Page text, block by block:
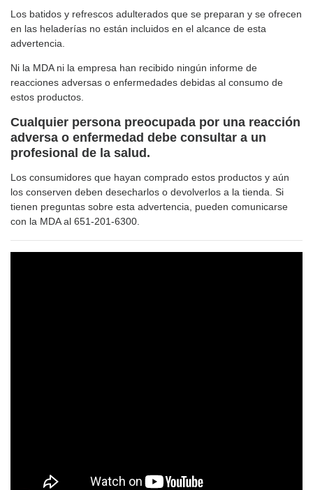
Los batidos y refrescos adulterados que se preparan y se ofrecen
en las heladerías no están incluidos en el alcance de esta
advertencia.
Ni la MDA ni la empresa han recibido ningún informe de
reacciones adversas o enfermedades debidas al consumo de
estos productos.
Cualquier persona preocupada por una reacción
adversa o enfermedad debe consultar a un
profesional de la salud.
Los consumidores que hayan comprado estos productos y aún
los conserven deben desecharlos o devolverlos a la tienda. Si
tienen preguntas sobre esta advertencia, pueden comunicarse
con la MDA al 651-201-6300.